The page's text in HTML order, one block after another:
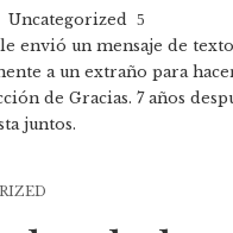
Uncategorized
envió un mensaje de texto
a un extraño para
de Gracias. 7 años
juntos.